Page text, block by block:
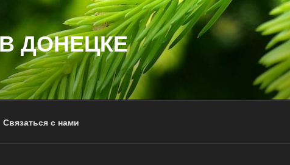
ДОНЕЦКЕ
Связаться с нами